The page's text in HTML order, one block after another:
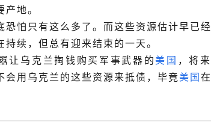
地。
恐怕只有这么多了。而这些资源估计早已
续，但总有迎来结束的一天。
让乌克兰掏钱购买军事武器的美国 ，将
会用乌克兰的这些资源来抵债，毕竟美国